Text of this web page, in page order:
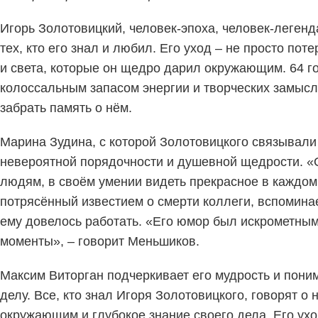
Игорь Золотовицкий, человек-эпоха, человек-
тех, кто его знал и любил. Его уход – не просто
и света, которые он щедро дарил окружающим. 64
колоссальным запасом энергии и творческих
забрать память о нём.
Марина Зудина, с которой Золотовицкого
невероятной порядочности и душевной щедрости.
людям, в своём умении видеть прекрасное в
потрясённый известием о смерти коллеги,
ему довелось работать. «Его юмор был
моменты», – говорит Меньшиков.
Максим Виторган подчеркивает его мудрость и
делу. Все, кто знал Игоря Золотовицкого, говорят